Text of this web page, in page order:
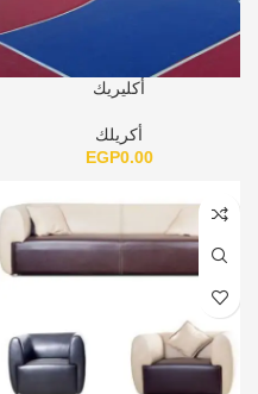
أكليريك
أكريلك
EGP0.00